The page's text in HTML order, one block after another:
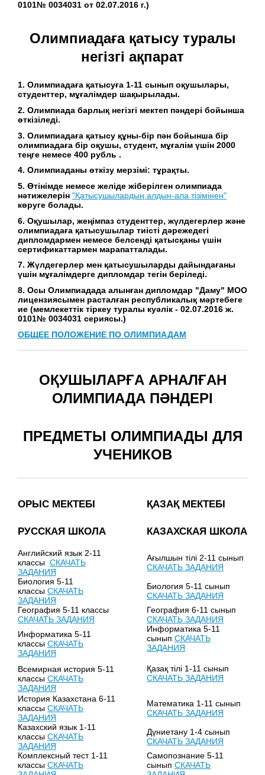
0101№ 0034031 от 02.07.2016 г.)
Олимпиадаға қатысу туралы
негізгі ақпарат
1. Олимпиадаға қатысуға 1-11 сынып оқушылары,
студенттер, мұғалімдер шақырылады.
2. Олимпиада барлық негізгі мектеп пәндері бойынша
өткізіледі.
3. Олимпиадаға қатысу құны-бір пән бойынша бір
олимпиадаға бір оқушы, студент, мұғалім үшін 2000
теңге немесе 400 рубль .
4. Олимпиаданы өткізу мерзімі: тұрақты.
5. Өтінімде немесе желіде жіберілген олимпиада
нәтижелерін "Қатысушылардың алдын-ала тізімінен"
көруге болады.
6. Оқушылар, жеңімпаз студенттер, жүлдегерлер және
олимпиадаға қатысушылар тиісті дәрежедегі
дипломдармен немесе белсенді қатысқаны үшін
сертификаттармен марапатталады.
7. Жүлдегерлер мен қатысушыларды дайындағаны
үшін мұғалімдерге дипломдар тегін беріледі.
8. Осы Олимпиадада алынған дипломдар "Даму" МОО
лицензиясымен расталған республикалық мәртебеге
ие (мемлекеттік тіркеу туралы куәлік - 02.07.2016 ж.
0101№ 0034031 сериясы.)
ОБЩЕЕ ПОЛОЖЕНИЕ ПО ОЛИМПИАДАМ
ОҚУШЫЛАРҒА АРНАЛҒАН
ОЛИМПИАДА ПӘНДЕРІ
ПРЕДМЕТЫ ОЛИМПИАДЫ ДЛЯ
УЧЕНИКОВ
ОРЫС МЕКТЕБІ
РУССКАЯ ШКОЛА
ҚАЗАҚ МЕКТЕБІ
КАЗАХСКАЯ ШКОЛА
Английский язык 2-11
классы СКАЧАТЬ
ЗАДАНИЯ
Ағылшын тілі 2-11 сынып
СКАЧАТЬ ЗАДАНИЯ
Биология 5-11
классы СКАЧАТЬ
ЗАДАНИЯ
Биология 5-11 сынып
СКАЧАТЬ ЗАДАНИЯ
География 5-11 классы
СКАЧАТЬ ЗАДАНИЯ
География 6-11 сынып
СКАЧАТЬ ЗАДАНИЯ
Информатика 5-11
классы СКАЧАТЬ
ЗАДАНИЯ
Информатика 5-11
сынып СКАЧАТЬ
ЗАДАНИЯ
Всемирная история 5-11
классы СКАЧАТЬ
ЗАДАНИЯ
Қазақ тілі 1-11 сынып
СКАЧАТЬ ЗАДАНИЯ
История Казахстана 6-11
классы СКАЧАТЬ
ЗАДАНИЯ
Математика 1-11 сынып
СКАЧАТЬ ЗАДАНИЯ
Казахский язык 1-11
классы СКАЧАТЬ
ЗАДАНИЯ
Дүниетану 1-4 сынып
СКАЧАТЬ ЗАДАНИЯ
Комплексный тест 1-11
классы СКАЧАТЬ
Самопознание 5-11
сынып СКАЧАТЬ